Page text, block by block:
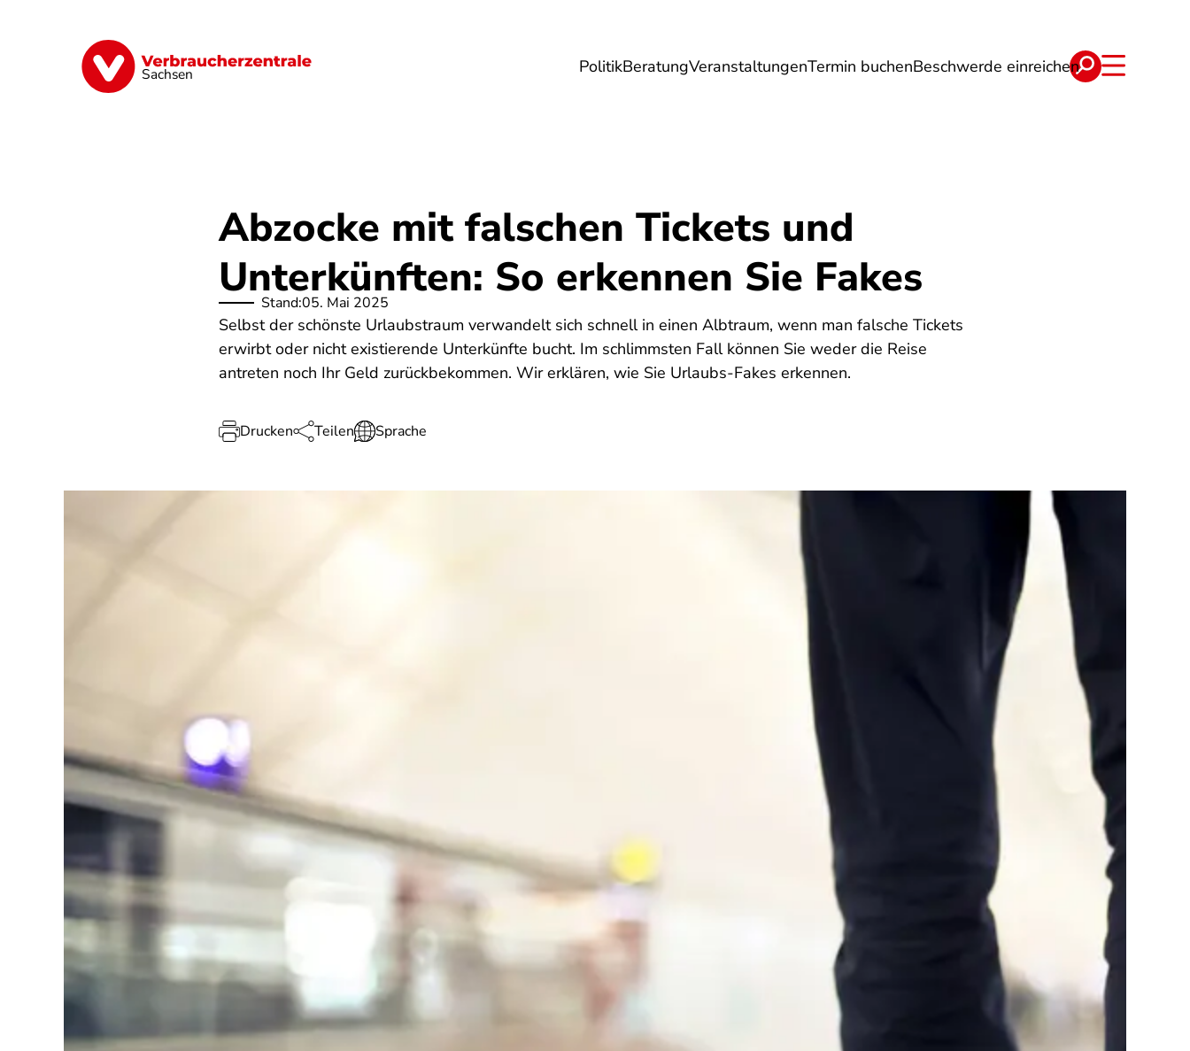
Sachsen PolitikBeratungVeranstaltungenTermin buchenBeschwerde einreichen
Vorsorge Verträge Geld & Versicherungen Digitales Energie & Wohnen Lebensmittel & Ernährung
Abzocke mit falschen Tickets und
Unterkünften: So erkennen Sie Fakes
Stand:05. Mai 2025
Selbst der schönste Urlaubstraum verwandelt sich schnell in einen Albtraum, wenn man falsche Tickets
erwirbt oder nicht existierende Unterkünfte bucht. Im schlimmsten Fall können Sie weder die Reise
antreten noch Ihr Geld zurückbekommen. Wir erklären, wie Sie Urlaubs-Fakes erkennen.
Drucken Teilen Sprache